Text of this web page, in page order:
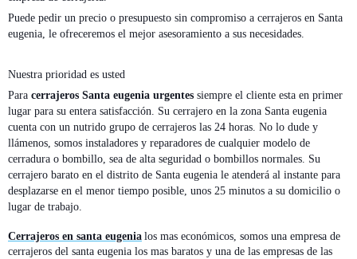
Puede pedir un precio o presupuesto sin compromiso a cerrajeros en Santa
eugenia, le ofreceremos el mejor asesoramiento a sus necesidades.
Nuestra prioridad es usted
Para cerrajeros Santa eugenia urgentes siempre el cliente esta en primer
lugar para su entera satisfacción. Su cerrajero en la zona Santa eugenia
cuenta con un nutrido grupo de cerrajeros las 24 horas. No lo dude y
llámenos, somos instaladores y reparadores de cualquier modelo de
cerradura o bombillo, sea de alta seguridad o bombillos normales. Su
cerrajero barato en el distrito de Santa eugenia le atenderá al instante para
desplazarse en el menor tiempo posible, unos 25 minutos a su domicilio o
lugar de trabajo.
Cerrajeros en santa eugenia los mas económicos, somos una empresa de
cerrajeros del santa eugenia los mas baratos y una de las empresas de las